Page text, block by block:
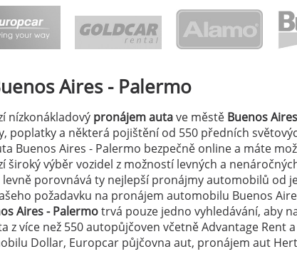
Aires - Palermo
nízkonákladový pronájem autave městě Buenos
poplatky a některá pojištění od 550 předních
Buenos Aires - Palermo bezpečně online a máte
široký výběr vozidel z možností levných a
porovnává ty nejlepší pronájmy automobilů od
požadavku na pronájem automobilu Buenos
Aires - Palermotrvá pouze jedno vyhledávání, aby
z více než 550 autopůjčoven včetně Advantage Rent
Dollar, Europcar půjčovna aut, pronájem aut